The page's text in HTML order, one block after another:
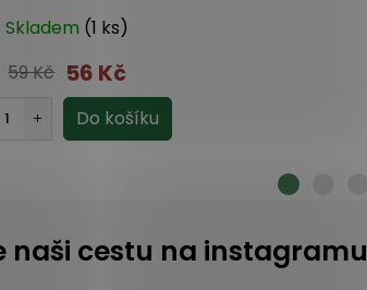
Skladem (1 ks)
59 Kč 56 Kč
naši cestu na instagramu